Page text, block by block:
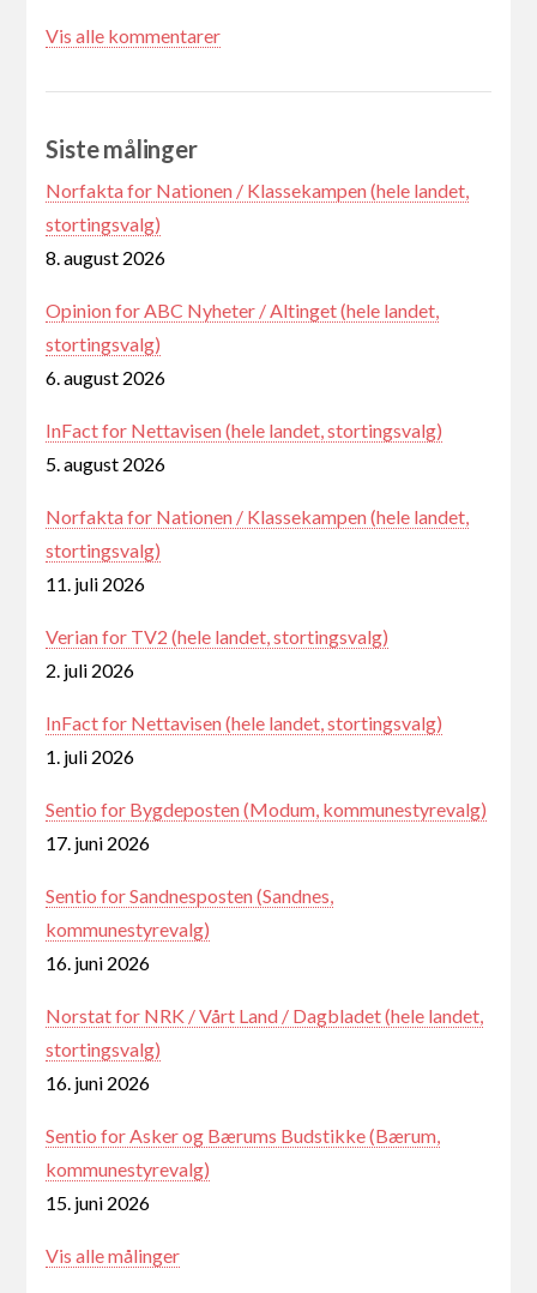
Vis alle kommentarer
Siste målinger
Norfakta for Nationen / Klassekampen (hele landet,
stortingsvalg)
8. august 2026
Opinion for ABC Nyheter / Altinget (hele landet,
stortingsvalg)
6. august 2026
InFact for Nettavisen (hele landet, stortingsvalg)
5. august 2026
Norfakta for Nationen / Klassekampen (hele landet,
stortingsvalg)
11. juli 2026
Verian for TV2 (hele landet, stortingsvalg)
2. juli 2026
InFact for Nettavisen (hele landet, stortingsvalg)
1. juli 2026
Sentio for Bygdeposten (Modum, kommunestyrevalg)
17. juni 2026
Sentio for Sandnesposten (Sandnes,
kommunestyrevalg)
16. juni 2026
Norstat for NRK / Vårt Land / Dagbladet (hele landet,
stortingsvalg)
16. juni 2026
Sentio for Asker og Bærums Budstikke (Bærum,
kommunestyrevalg)
15. juni 2026
Vis alle målinger